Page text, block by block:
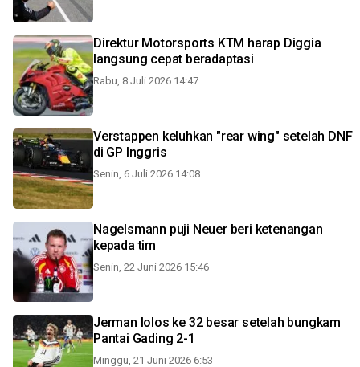
Direktur Motorsports KTM harap Diggia
langsung cepat beradaptasi
Rabu, 8 Juli 2026 14:47
Verstappen keluhkan "rear wing" setelah DNF
di GP Inggris
Senin, 6 Juli 2026 14:08
Nagelsmann puji Neuer beri ketenangan
kepada tim
Senin, 22 Juni 2026 15:46
Jerman lolos ke 32 besar setelah bungkam
Pantai Gading 2-1
Minggu, 21 Juni 2026 6:53